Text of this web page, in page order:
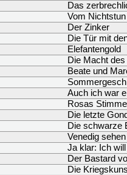
Das
Vom Nichtstun
Der Zinker
Die Tür mit
Elefantengold
Die Macht
Beate und
Auch ich war
Rosas Stimme
Die letzte
Die schwarze
Venedig
Ja klar: Ich
Der Bastard
Die